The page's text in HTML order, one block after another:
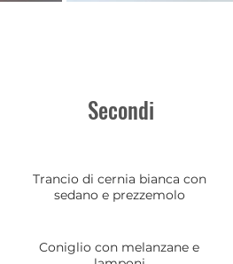
Secondi
Trancio di cernia bianca con
sedano e prezzemolo
Coniglio con melanzane e